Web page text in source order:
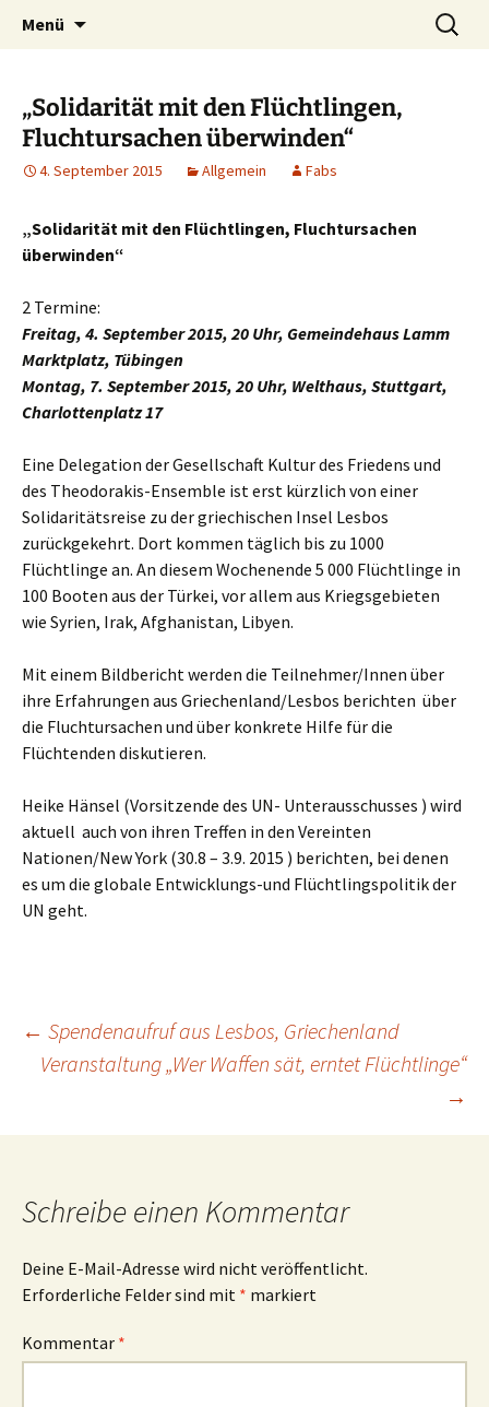
Kultur des Friedens
Kultur ist das Vergnügen, die Welt zu
verändern. – Bertolt Brecht
Menü
Suchen
nach:
„Solidarität mit den Flüchtlingen,
Fluchtursachen überwinden“
4. September 2015 Allgemein Fabs
„Solidarität mit den Flüchtlingen, Fluchtursachen
überwinden“
2 Termine:
Freitag, 4. September 2015, 20 Uhr, Gemeindehaus Lamm
Marktplatz, Tübingen
Montag, 7. September 2015, 20 Uhr, Welthaus, Stuttgart,
Charlottenplatz 17
Eine Delegation der Gesellschaft Kultur des Friedens und
des Theodorakis-Ensemble ist erst kürzlich von einer
Solidaritätsreise zu der griechischen Insel Lesbos
zurückgekehrt. Dort kommen täglich bis zu 1000
Flüchtlinge an. An diesem Wochenende 5 000 Flüchtlinge in
100 Booten aus der Türkei, vor allem aus Kriegsgebieten
wie Syrien, Irak, Afghanistan, Libyen.
Mit einem Bildbericht werden die Teilnehmer/Innen über
ihre Erfahrungen aus Griechenland/Lesbos berichten über
die Fluchtursachen und über konkrete Hilfe für die
Flüchtenden diskutieren.
Heike Hänsel (Vorsitzende des UN- Unterausschusses ) wird
aktuell auch von ihren Treffen in den Vereinten
Nationen/New York (30.8 – 3.9. 2015 ) berichten, bei denen
es um die globale Entwicklungs-und Flüchtlingspolitik der
UN geht.
Beitrags-
← Spendenaufruf aus Lesbos, Griechenland
Veranstaltung „Wer Waffen sät, erntet Flüchtlinge“
→
Schreibe einen Kommentar
Deine E-Mail-Adresse wird nicht veröffentlicht.
Erforderliche Felder sind mit * markiert
Kommentar *